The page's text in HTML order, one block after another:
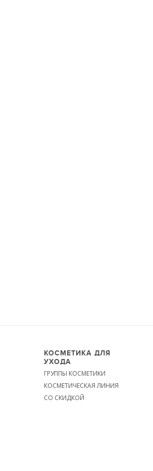
КОСМЕТИКА ДЛЯ
УХОДА
ГРУППЫ КОСМЕТИКИ
КОСМЕТИЧЕСКАЯ ЛИНИЯ
СО СКИДКОЙ